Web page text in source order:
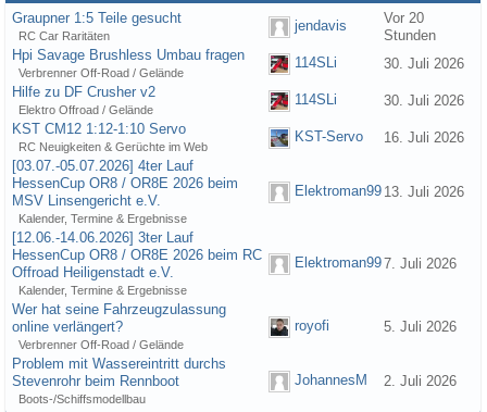
Graupner 1:5 Teile gesucht
RC Car Raritäten
jendavis
Vor 20
Stunden
Hpi Savage Brushless Umbau fragen
Verbrenner Off-Road / Gelände
114SLi
30. Juli 2026
Hilfe zu DF Crusher v2
Elektro Offroad / Gelände
114SLi
30. Juli 2026
KST CM12 1:12-1:10 Servo
RC Neuigkeiten & Gerüchte im Web
KST-Servo
16. Juli 2026
[03.07.-05.07.2026] 4ter Lauf
HessenCup OR8 / OR8E 2026 beim
MSV Linsengericht e.V.
Kalender, Termine & Ergebnisse
Elektroman99 13. Juli 2026
[12.06.-14.06.2026] 3ter Lauf
HessenCup OR8 / OR8E 2026 beim RC
Offroad Heiligenstadt e.V.
Kalender, Termine & Ergebnisse
Elektroman997. Juli 2026
Wer hat seine Fahrzeugzulassung
online verlängert?
Verbrenner Off-Road / Gelände
royofi 5. Juli 2026
Problem mit Wassereintritt durchs
Stevenrohr beim Rennboot
Boots-/Schiffsmodellbau
JohannesM 2. Juli 2026